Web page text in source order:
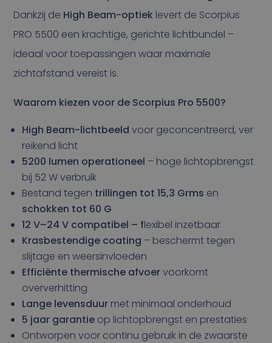
Dankzij de High Beam-optiek levert de Scorpius
PRO 5500 een krachtige, gerichte lichtbundel –
ideaal voor toepassingen waar maximale
zichtafstand vereist is.
Waarom kiezen voor de Scorpius Pro 5500?
High Beam-lichtbeeld voor geconcentreerd, ver
reikend licht
5200 lumen operationeel – hoge lichtopbrengst
bij 52 W verbruik
Bestand tegen trillingen tot 15,3 Grms en
schokken tot 60 G
12 V–24 V compatibel – flexibel inzetbaar
Krasbestendige coating – beschermt tegen
slijtage en weersinvloeden
Efficiënte thermische afvoervoorkomt
oververhitting
Lange levensduur met minimaal onderhoud
5 jaar garantie op lichtopbrengst en prestaties
Ontworpen voor continu gebruik in de zwaarste